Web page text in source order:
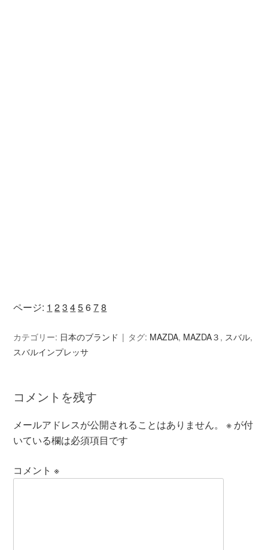
ページ: 1 23 45678
カテゴリー: 日本のブランド タグ: MAZDA, MAZDA３ , スバル,
スバルインプレッサ
コメントを残す
メールアドレスが公開されることはありません。 ※ が付
いている欄は必須項目です
コメント※